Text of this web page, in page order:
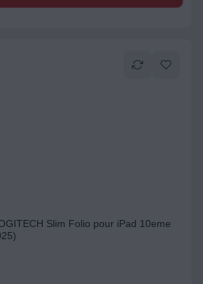
Slim Folio pour iPad 10eme